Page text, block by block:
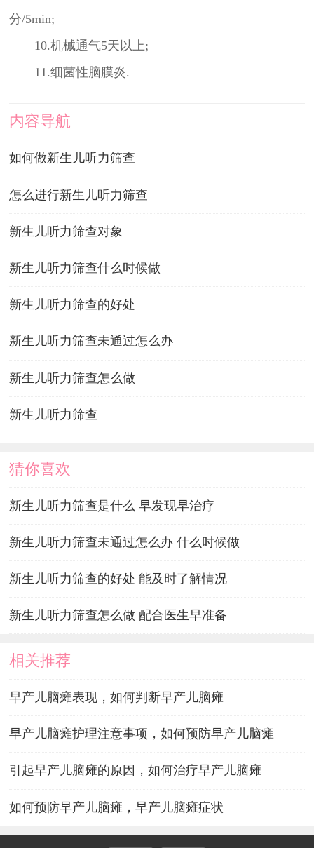
分/5min;
10.机械通气5天以上;
11.细菌性脑膜炎.
内容导航
如何做新生儿听力筛查
怎么进行新生儿听力筛查
新生儿听力筛查对象
新生儿听力筛查什么时候做
新生儿听力筛查的好处
新生儿听力筛查未通过怎么办
新生儿听力筛查怎么做
新生儿听力筛查
猜你喜欢
新生儿听力筛查是什么 早发现早治疗
新生儿听力筛查未通过怎么办 什么时候做
新生儿听力筛查的好处 能及时了解情况
新生儿听力筛查怎么做 配合医生早准备
相关推荐
早产儿脑瘫表现，如何判断早产儿脑瘫
早产儿脑瘫护理注意事项，如何预防早产儿脑瘫
引起早产儿脑瘫的原因，如何治疗早产儿脑瘫
如何预防早产儿脑瘫，早产儿脑瘫症状